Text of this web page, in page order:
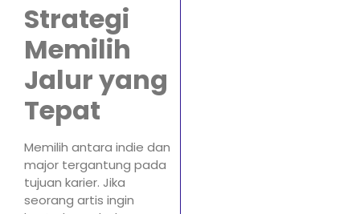
Strategi
Memilih
Jalur yang
Tepat
Memilih antara indie dan
major tergantung pada
tujuan karier. Jika
seorang artis ingin